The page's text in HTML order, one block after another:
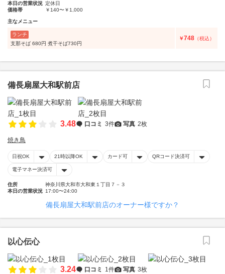
本日の営業状況 定休日
価格帯
￥140〜￥1,000
主なメニュー
ランチ
支那そば 680円 煮干そば730円
￥748 （税込）
備長扇屋大和駅前店
3.48 口コミ 3件 写真 2枚
焼き鳥
日祝OK 21時以降OK カード可 QRコード決済可
電子マネー決済可
住所
神奈川県大和市大和東１丁目７－３
本日の営業状況 17:00〜24:00
備長扇屋大和駅前店のオーナー様ですか？
以心伝心
3.24 口コミ 1件 写真 3枚